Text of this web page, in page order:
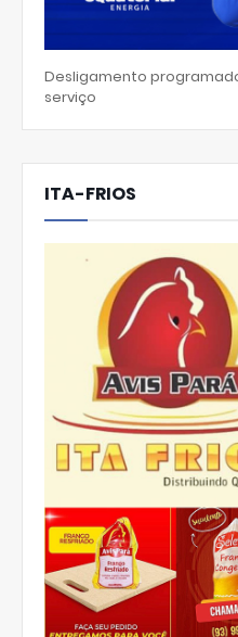
Desligamento
serviço
ITA-FRIOS